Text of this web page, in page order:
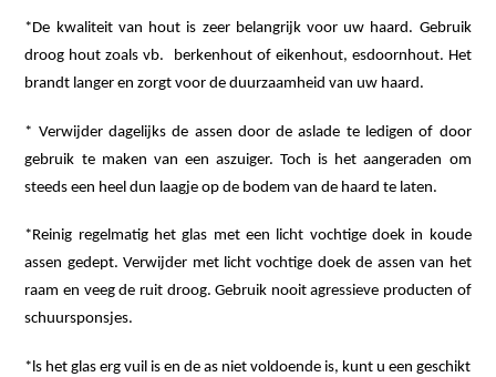
*De kwaliteit van hout is zeer belangrijk voor uw haard. Gebruik
droog hout zoals vb. berkenhout of eikenhout, esdoornhout. Het
brandt langer en zorgt voor de duurzaamheid van uw haard.
* Verwijder dagelijks de assen door de aslade te ledigen of door
gebruik te maken van een aszuiger.Toch is het aangeraden om
steeds een heel dun laagje op de bodem van de haard te laten.
*Reinig regelmatig het glas met een licht vochtige doek in koude
assen gedept. Verwijder met licht vochtige doek de assen van het
raam en veeg de ruit droog. Gebruik nooit agressieve producten of
schuursponsjes.
*ls het glas erg vuil is en de as niet voldoende is, kunt u een geschikt